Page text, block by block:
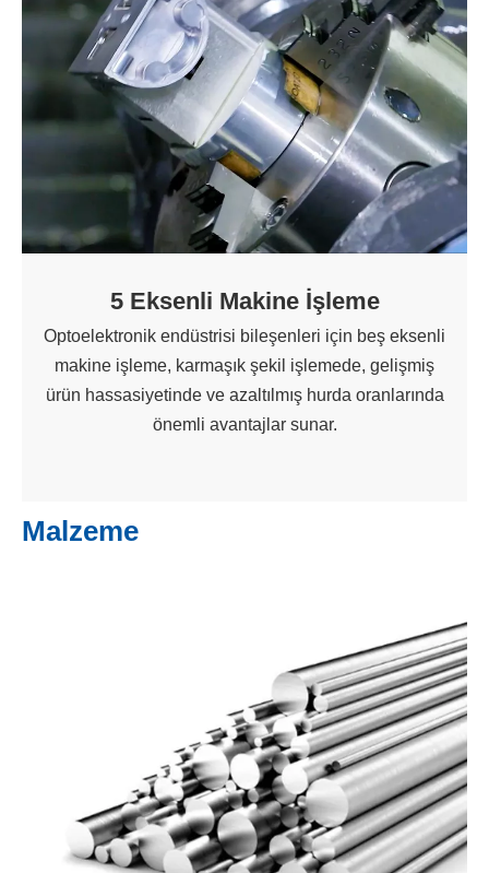
5 Eksenli Makine İşleme
Optoelektronik endüstrisi bileşenleri için beş eksenli
makine işleme, karmaşık şekil işlemede, gelişmiş
ürün hassasiyetinde ve azaltılmış hurda oranlarında
önemli avantajlar sunar.
Malzeme